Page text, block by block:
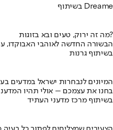
בשיתוף Dreame
מה זה ירוק, טעים ובא בזוגות?
הבשורה החדשה לאוהבי האבוקדו,
בשיתוף גרנות
המיונים לנבחרות ישראל במדעים
בחנו את עצמכם – אולי תהיו
בשיתוף מרכז מדעני העתיד